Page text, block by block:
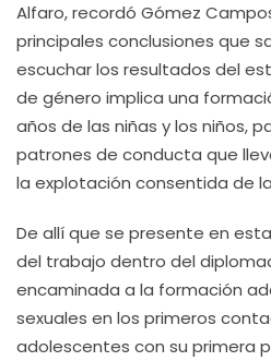
Alfaro, recordó Gómez
principales conclusiones que
escuchar los resultados del
de género implica una
años de las niñas y los niños,
patrones de conducta que
la explotación consentida de
De allí que se presente en
del trabajo dentro del
encaminada a la formación
sexuales en los primeros
adolescentes con su primera